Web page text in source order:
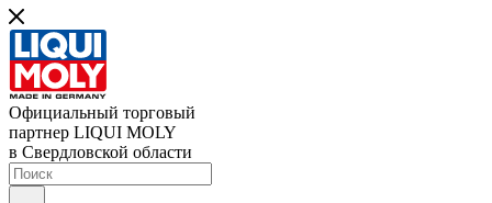
Официальный торговый
партнер LIQUI MOLY
в Свердловской области